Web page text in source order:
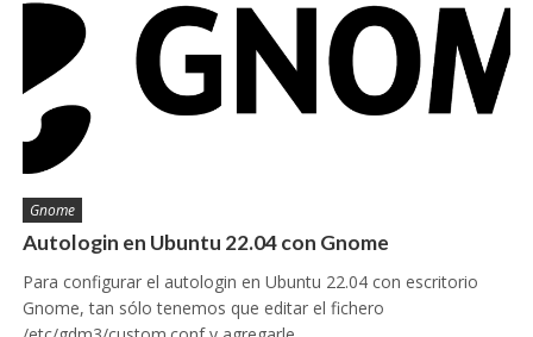
Gnome
Autologin en Ubuntu 22.04 con Gnome
Para configurar el autologin en Ubuntu 22.04 con escritorio
Gnome, tan sólo tenemos que editar el fichero